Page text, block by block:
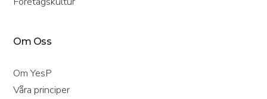
Om Oss
Om YesP
Våra principer